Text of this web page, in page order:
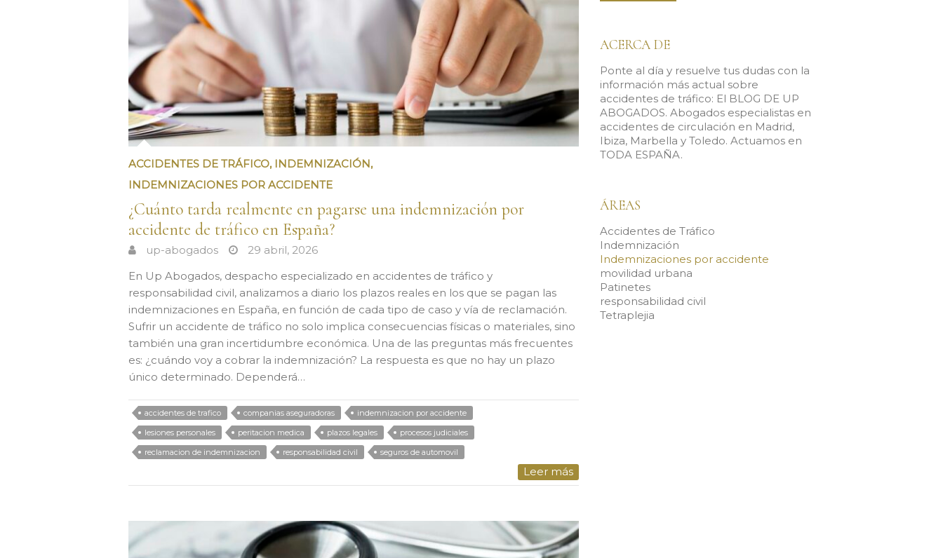
ACCIDENTES DE TRÁFICO, INDEMNIZACIÓN,
INDEMNIZACIONES POR ACCIDENTE
¿Cuánto tarda realmente en pagarse una indemnización por
accidente de tráfico en España?
up-abogados
29 abril, 2026
En Up Abogados, despacho especializado en accidentes de tráfico y
responsabilidad civil, analizamos a diario los plazos reales en los que se pagan las
indemnizaciones en España, en función de cada tipo de caso y vía de reclamación.
Sufrir un accidente de tráfico no solo implica consecuencias físicas o materiales, sino
también una gran incertidumbre económica. Una de las preguntas más frecuentes
es: ¿cuándo voy a cobrar la indemnización? La respuesta es que no hay un plazo
único determinado. Dependerá…
accidentes de trafico companias aseguradoras
indemnizacion por accidente
lesiones personales
peritacion medica plazos legales
procesos judiciales
reclamacion de indemnizacion
responsabilidad civil seguros de automovil
Leer más
ACERCA DE
Ponte al día y resuelve tus dudas con la
información más actual sobre
accidentes de tráfico: El BLOG DE UP
ABOGADOS. Abogados especialistas en
accidentes de circulación en Madrid,
Ibiza, Marbella y Toledo. Actuamos en
TODA ESPAÑA.
ÁREAS
Accidentes de Tráfico
Indemnización
Indemnizaciones por accidente
movilidad urbana
Patinetes
responsabilidad civil
Tetraplejia